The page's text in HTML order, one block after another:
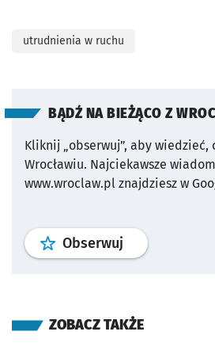
utrudnienia w ruchu
BĄDŹ NA BIEŻĄCO Z
Kliknij „obserwuj”, aby wiedzieć,
Wrocławiu. Najciekawsze
www.wroclaw.pl znajdziesz w
Obserwuj profil
ZOBACZ TAKŻE